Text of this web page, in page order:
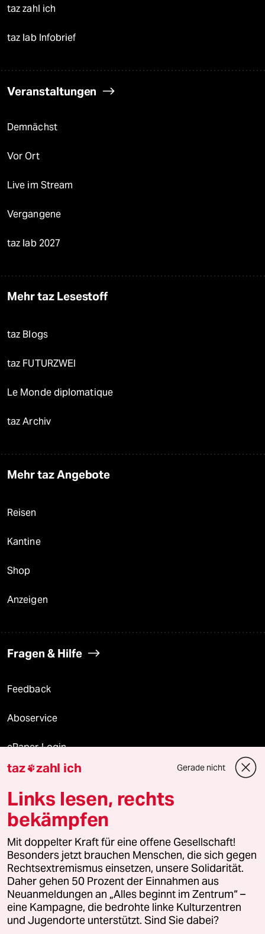
taz zahl ich
taz lab Infobrief
Veranstaltungen
Demnächst
Vor Ort
Live im Stream
Vergangene
taz lab 2027
Mehr taz Lesestoff
taz Blogs
taz FUTURZWEI
Le Monde diplomatique
taz Archiv
Mehr taz Angebote
Reisen
Kantine
Shop
Anzeigen
Fragen & Hilfe
Feedback
Aboservice
ePaper Login
Downloads für Abonnierende
© 2026 taz Verlags und Vertriebs GmbH
Alle Rechte vorbehalten. Bei rechtlichen Fragen oder für Genehmigungen
wenden Sie sich bitte an
lizenzen@taz.de
Feedback Redaktionsstatut Kommune-Richtlinien
Leitlinie Informant Datenschutz Impressum AGB
taz zahl ich Gerade nicht
Links lesen, rechts
bekämpfen
Mit doppelter Kraft für eine offene Gesellschaft!
Besonders jetzt brauchen Menschen, die sich gegen
Rechtsextremismus einsetzen, unsere Solidarität.
Daher gehen 50 Prozent der Einnahmen aus
Neuanmeldungen an „Alles beginnt im Zentrum“ –
eine Kampagne, die bedrohte linke Kulturzentren
und Jugendorte unterstützt. Sind Sie dabei?